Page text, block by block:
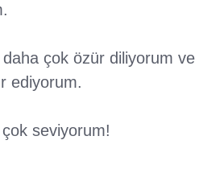
çok özür diliyorum ve
ediyorum.
seviyorum!